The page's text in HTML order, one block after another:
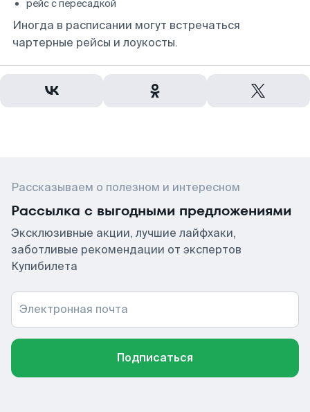
рейс с пересадкой
Иногда в расписании могут встречаться
чартерные рейсы и лоукосты.
Рассказываем о полезном и интересном
Рассылка с выгодными предложениями
Эксклюзивные акции, лучшие лайфхаки,
заботливые рекомендации от экспертов
Купибилета
Электронная почта
Подписаться